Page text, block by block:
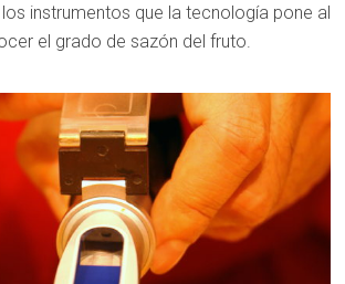
instrumentos que la tecnología pone al
el grado de sazón del fruto.